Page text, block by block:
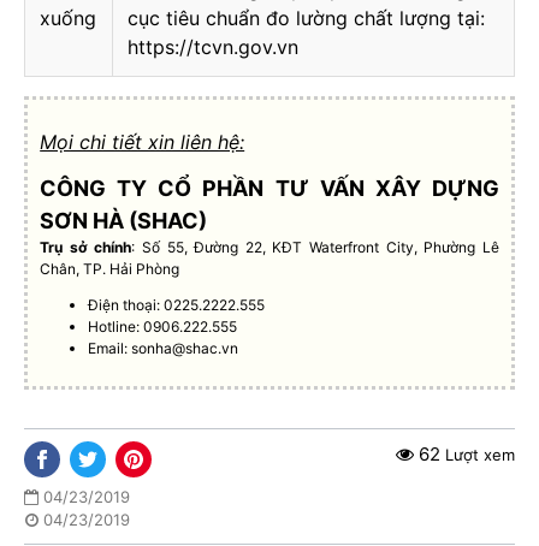
xuống
cục tiêu chuẩn đo lường chất lượng tại:
https://tcvn.gov.vn
Mọi chi tiết xin liên hệ:
CÔNG TY CỔ PHẦN TƯ VẤN XÂY DỰNG
SƠN HÀ (SHAC)
Trụ sở chính: Số 55, Đường 22, KĐT Waterfront City, Phường Lê
Chân, TP. Hải Phòng
Điện thoại: 0225.2222.555
Hotline: 0906.222.555
Email:sonha@shac.vn
04/23/2019
04/23/2019
62 Lượt xem